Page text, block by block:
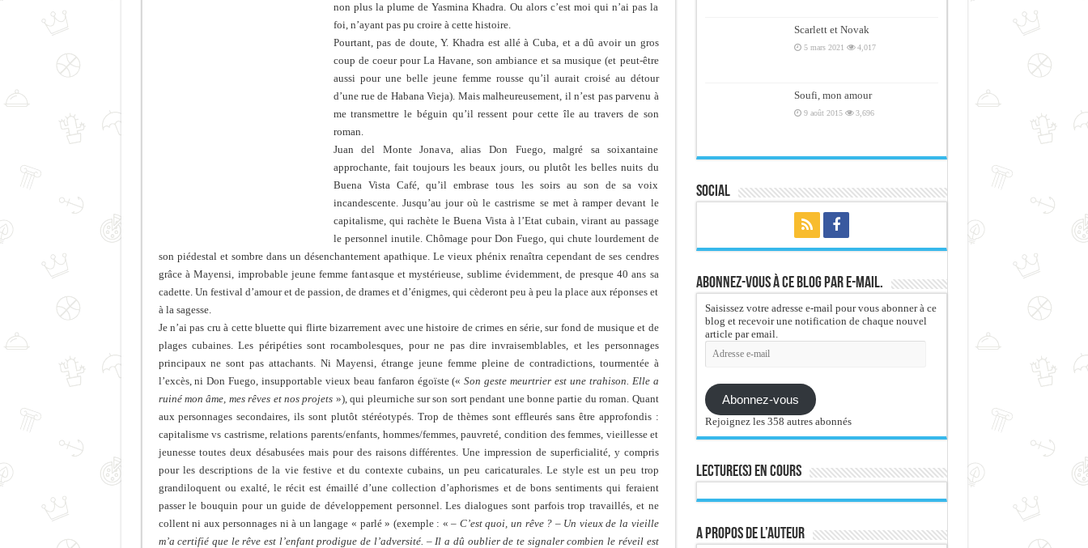
non plus la plume de Yasmina Khadra. Ou alors c’est moi qui n’ai pas la
foi, n’ayant pas pu croire à cette histoire.
Pourtant, pas de doute, Y. Khadra est allé à Cuba, et a dû avoir un gros
coup de coeur pour La Havane, son ambiance et sa musique (et peut-être
aussi pour une belle jeune femme rousse qu’il aurait croisé au détour
d’une rue de Habana Vieja). Mais malheureusement, il n’est pas parvenu à
me transmettre le béguin qu’il ressent pour cette île au travers de son
roman.
Juan del Monte Jonava, alias Don Fuego, malgré sa soixantaine
approchante, fait toujours les beaux jours, ou plutôt les belles nuits du
Buena Vista Café, qu’il embrase tous les soirs au son de sa voix
incandescente. Jusqu’au jour où le castrisme se met à ramper devant le
capitalisme, qui rachète le Buena Vista à l’Etat cubain, virant au passage
le personnel inutile. Chômage pour Don Fuego, qui chute lourdement de
son piédestal et sombre dans un désenchantement apathique. Le vieux phénix renaîtra cependant de ses cendres
grâce à Mayensi, improbable jeune femme fantasque et mystérieuse, sublime évidemment, de presque 40 ans sa
cadette. Un festival d’amour et de passion, de drames et d’énigmes, qui cèderont peu à peu la place aux réponses et
à la sagesse.
Je n’ai pas cru à cette bluette qui flirte bizarrement avec une histoire de crimes en série, sur fond de musique et de
plages cubaines. Les péripéties sont rocambolesques, pour ne pas dire invraisemblables, et les personnages
principaux ne sont pas attachants. Ni Mayensi, étrange jeune femme pleine de contradictions, tourmentée à
l’excès, ni Don Fuego, insupportable vieux beau fanfaron égoïste («Son geste meurtrier est une trahison. Elle a
ruiné mon âme, mes rêves et nos projets »), qui pleurniche sur son sort pendant une bonne partie du roman. Quant
aux personnages secondaires, ils sont plutôt stéréotypés. Trop de thèmes sont effleurés sans être approfondis :
capitalisme vs castrisme, relations parents/enfants, hommes/femmes, pauvreté, condition des femmes, vieillesse et
jeunesse toutes deux désabusées mais pour des raisons différentes. Une impression de superficialité, y compris
pour les descriptions de la vie festive et du contexte cubains, un peu caricaturales. Le style est un peu trop
grandiloquent ou exalté, le récit est émaillé d’une collection d’aphorismes et de bons sentiments qui feraient
passer le bouquin pour un guide de développement personnel. Les dialogues sont parfois trop travaillés, et ne
collent ni aux personnages ni à un langage « parlé » (exemple : «– C’est quoi, un rêve ? – Un vieux de la vieille
m’a certifié que le rêve est l’enfant prodigue de l’adversité. – Il a dû oublier de te signaler combien le réveil est
Scarlett et Novak
5 mars 2021 4,017
Soufi, mon amour
9 août 2015 3,696
Social
Abonnez-vous à ce blog par e-mail.
Saisissez votre adresse e-mail pour vous abonner à ce
blog et recevoir une notification de chaque nouvel
article par email.
Adresse
Abonnez-vous
Rejoignez les 358 autres abonnés
Lecture(s) en cours
A propos de l’auteur